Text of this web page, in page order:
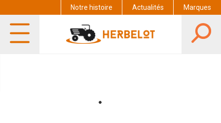
Notre histoire Actualités Marques